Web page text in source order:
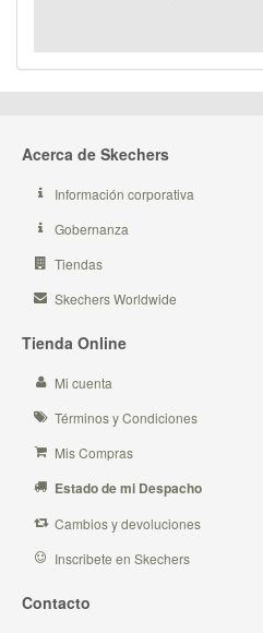
Acerca de Skechers
Información corporativa
Gobernanza
Tiendas
Skechers Worldwide
Tienda Online
Mi cuenta
Términos y Condiciones
Mis Compras
Estado de mi Despacho
Cambios y devoluciones
Inscribete en Skechers
Contacto